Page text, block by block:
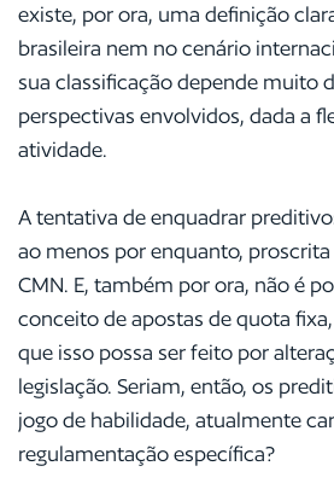
existe, por ora, uma definição
brasileira nem no cenário
sua classificação depende muito
perspectivas envolvidos, dada a
atividade.
A tentativa de enquadrar
ao menos por enquanto,
CMN. E, também por ora, não é
conceito de apostas de quota
que isso possa ser feito por
legislação. Seriam, então, os
jogo de habilidade, atualmente
regulamentação específica?